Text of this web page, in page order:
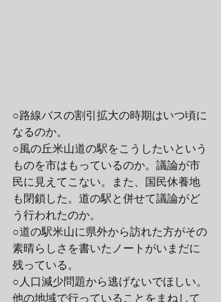
○路線バスの割引拡大の時期はいつ頃に
なるのか。
○風の丘米山道の駅をこうしたいという
ものを市はもっているのか。議論が市
民に見えてこない。また、国民休養地
も閉鎖した。道の駅と併せて議論がど
う行われたのか。
○道の駅米山に県外から訪れた方がその
素晴らしさを書いたノートがいまだに
残っている。
○人口減少問題から逃げないでほしい。
他の地域で行っていることをまねして